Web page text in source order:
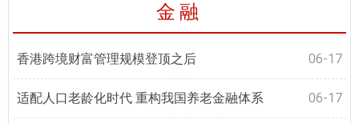
金融
香港跨境财富管理规模登顶之后 06-17
适配人口老龄化时代 重构我国养老金融体系 06-17